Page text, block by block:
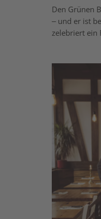
Den Grünen
– und er ist
zelebriert ein